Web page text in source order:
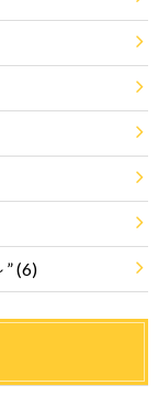
”(6)